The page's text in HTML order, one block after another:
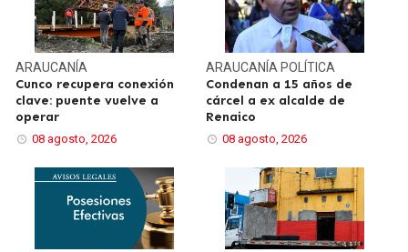
ARAUCANÍA
Cunco recupera conexión
clave: puente vuelve a
operar
08 agosto, 2026
ARAUCANÍA POLÍTICA
Condenan a 15 años de
cárcel a ex alcalde de
Renaico
08 agosto, 2026